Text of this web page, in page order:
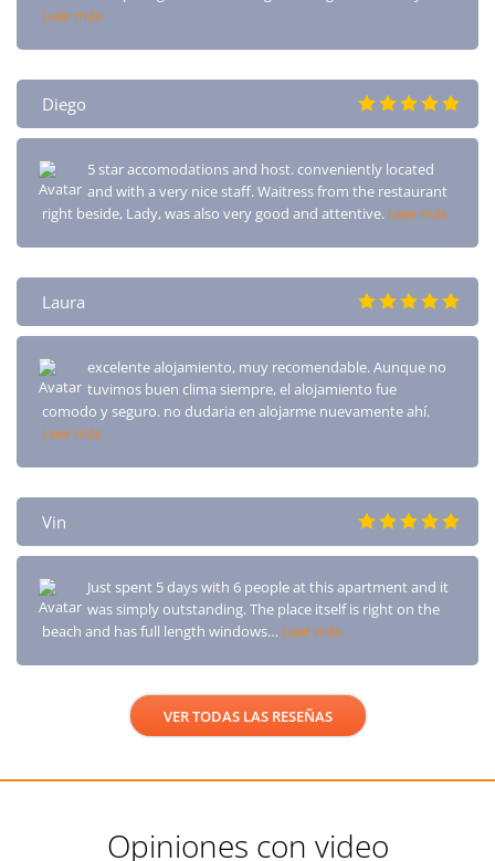
Leer más
Diego
5 star accomodations and host. conveniently located
and with a very nice staff. Waitress from the restaurant
right beside, Lady, was also very good and attentive. Leer más
Laura
excelente alojamiento, muy recomendable. Aunque no
tuvimos buen clima siempre, el alojamiento fue
comodo y seguro. no dudaria en alojarme nuevamente ahí.
Leer más
Vin
Just spent 5 days with 6 people at this apartment and it
was simply outstanding. The place itself is right on the
beach and has full length windows… Leer más
VER TODAS LAS RESEÑAS
Opiniones con video